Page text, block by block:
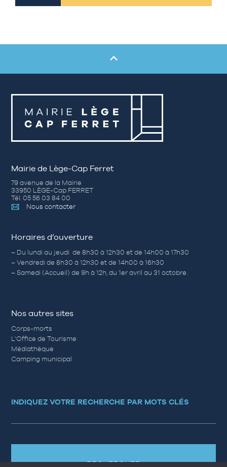
Mairie de Lège-Cap Ferret
79 avenue de la Mairie
33950 LÈGE-Cap FERRET
Tél. 05 56 03 84 00
Nous contacter
Horaires d’ouverture
– Du lundi au jeudi de 8h30 à 12h30 et de 14h00 à 17h30
– Vendredi de 8h30 à 12h30 et de 14h00 à 16h30
– Samedi (Accueil) de 9h à 12h, du 1er avril au 31 octobre.
Nos autres sites
Corps-morts
L’Office de Tourisme
Médiathèque
Camping municipal
INDIQUEZ VOTRE RECHERCHE PAR MOTS CLÉS
RECHERCHER